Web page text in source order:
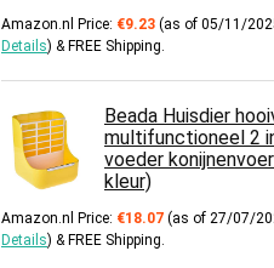
Amazon.nl Price: €9.23 (as of 05/11/
Details) & FREE Shipping.
Beada Huisdier
multifunctioneel 2
voeder
kleur)
Amazon.nl Price: €18.07 (as of 27/07/
Details) & FREE Shipping.